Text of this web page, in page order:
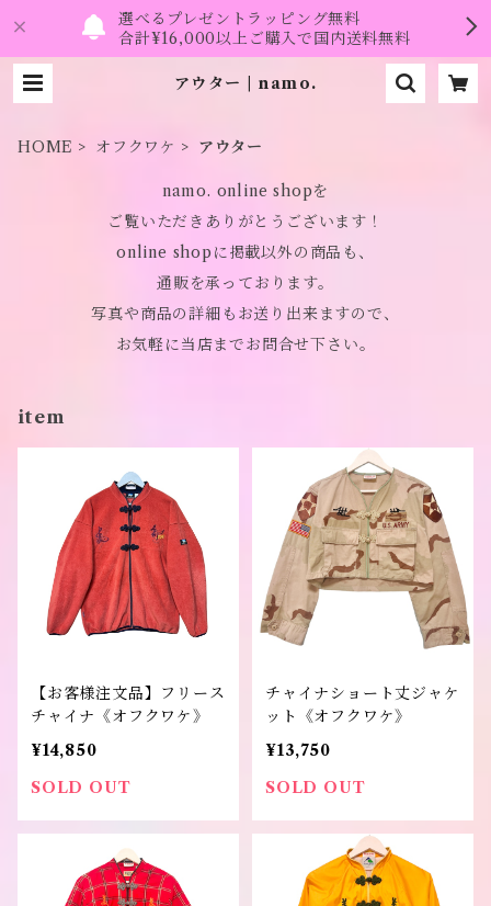
選べるプレゼントラッピング無料
合計¥16,000以上ご購入で国内送料無料
アウター | namo.
HOME オフクワケ アウター
namo. online shopを
ご覧いただきありがとうございます！
online shopに掲載以外の商品も、
通販を承っております。
写真や商品の詳細もお送り出来ますので、
お気軽に当店までお問合せ下さい。
item
【お客様注文品】フリース
チャイナ《オフクワケ》
¥14,850
SOLD OUT
チャイナショート丈ジャケ
ット《オフクワケ》
¥13,750
SOLD OUT